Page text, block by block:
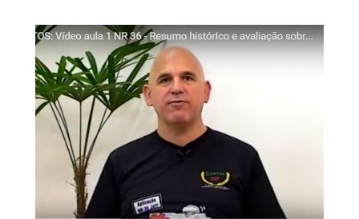
Saúde
NR
17/2019:
é
preciso
modernizar
e
proteger mais
Saúde
Trabalhadores